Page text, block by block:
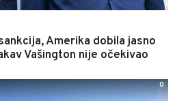
Amerika dobila jasno
Vašington nije očekivao
0